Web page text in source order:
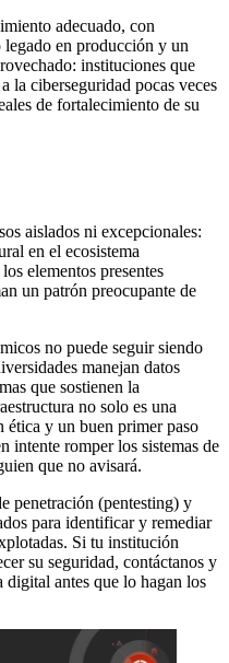
adecuado, con
legado en producción y un
instituciones que
la ciberseguridad pocas veces
de fortalecimiento de su
aislados ni excepcionales:
en el ecosistema
elementos presentes
un patrón preocupante de
no puede seguir siendo
manejan datos
que sostienen la
no solo es una
ética y un buen primer paso
intente romper los sistemas de
que no avisará.
penetración (pentesting) y
para identificar y remediar
Si tu institución
su seguridad, contáctanos y
digital antes que lo hagan los